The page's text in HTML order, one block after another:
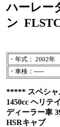
ハーレー
ン
・年式： 2002年
・車検：-----
***** スペシ
1450cc ヘリテ
ディーラー車
HSRキャブ